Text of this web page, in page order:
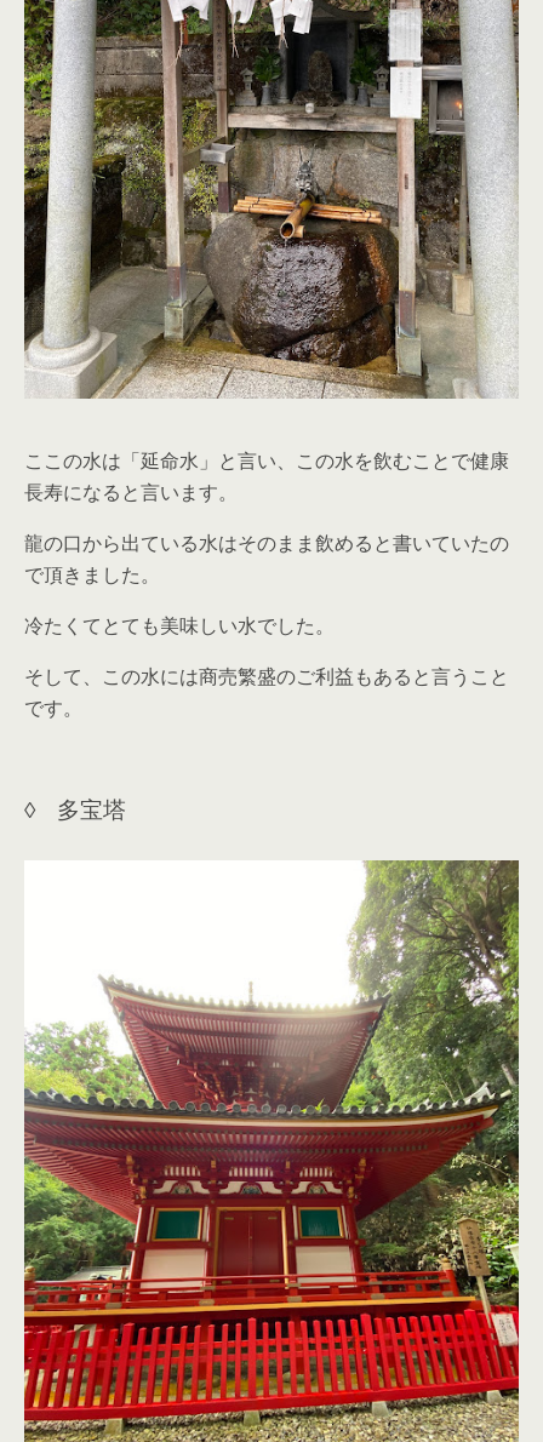
ここの水は「延命水」と言い、この水を飲むことで健康
長寿になると言います。
龍の口から出ている水はそのまま飲めると書いていたの
で頂きました。
冷たくてとても美味しい水でした。
そして、この水には商売繁盛のご利益もあると言うこと
です。
◊ 多宝塔